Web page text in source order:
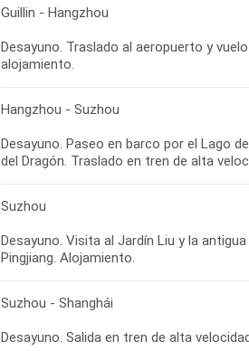
Guillin - Hangzhou
Desayuno. Traslado al aeropuerto y
Hangzhou - Suzhou
Desayuno. Paseo en barco por el Lago
Suzhou
Desayuno. Visita al Jardín Liu y la
Suzhou - Shanghái